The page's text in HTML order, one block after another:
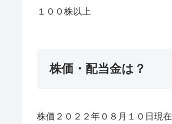
１００株以上
株価・配当金は？
株価２０２２年０８月１０日現在